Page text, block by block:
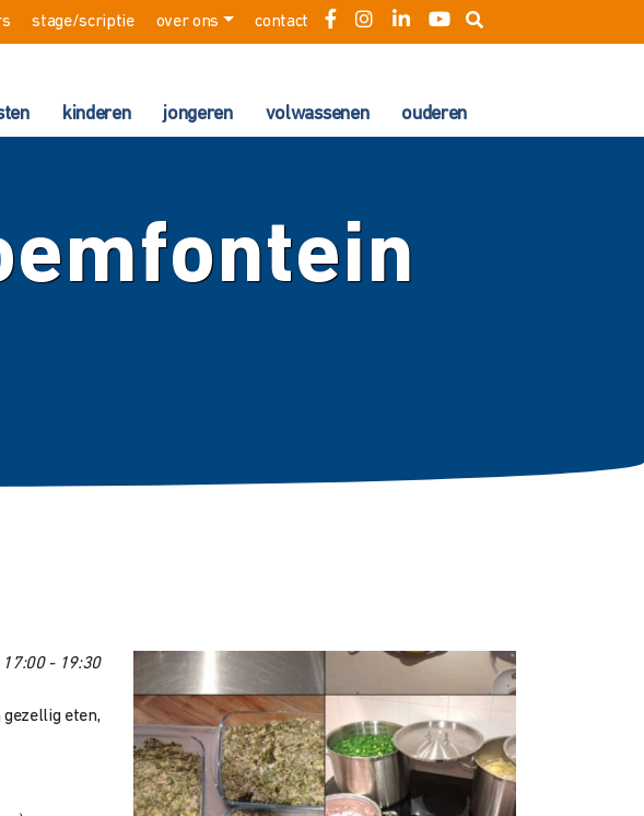
stage/scriptie over ons contact
kinderen jongeren volwassenen ouderen
17:00 - 19:30
eten,